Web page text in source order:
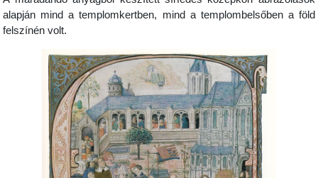
alapján mind a templomkertben, mind a templombelsőben a föld
felszínén volt.